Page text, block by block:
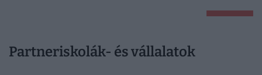
Partneriskolák- és vállalatok